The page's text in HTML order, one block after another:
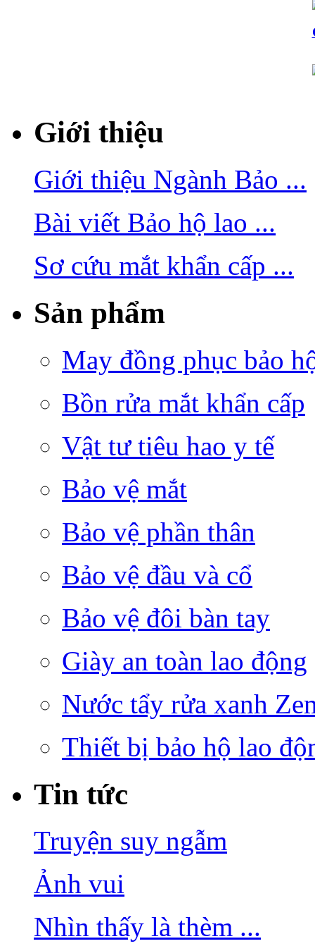
Giới thiệu
Giới thiệu Ngành Bảo ...
Bài viết Bảo hộ lao ...
Sơ cứu mắt khẩn cấp ...
Sản phẩm
May đồng phục bảo
Bồn rửa mắt khẩn cấp
Vật tư tiêu hao y tế
Bảo vệ mắt
Bảo vệ phần thân
Bảo vệ đầu và cổ
Bảo vệ đôi bàn tay
Giày an toàn lao động
Nước tẩy rửa xanh
Thiết bị bảo hộ lao
Tin tức
Truyện suy ngẫm
Ảnh vui
Nhìn thấy là thèm ...